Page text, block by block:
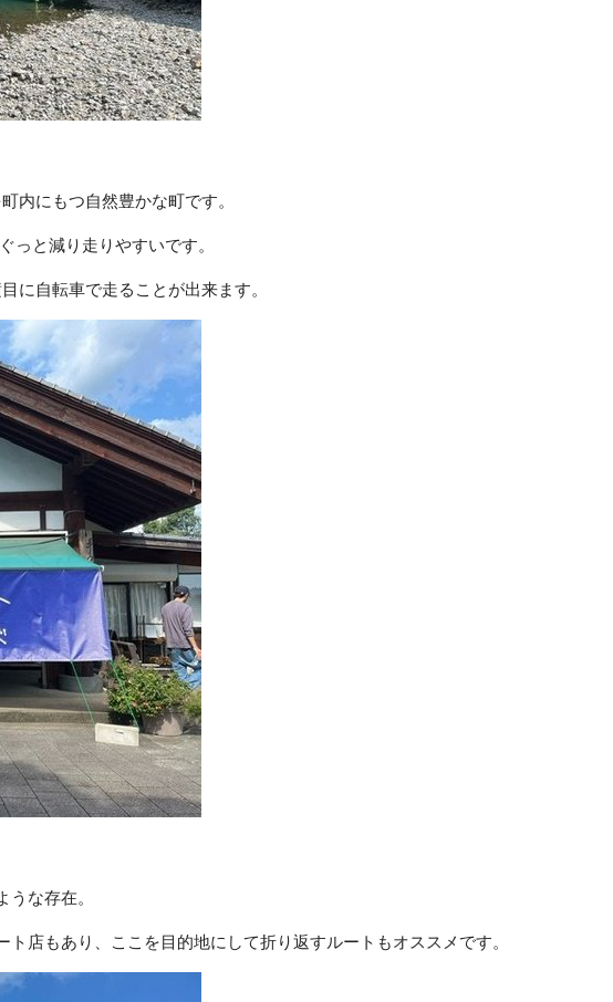
内にもつ自然豊かな町です。
と減り走りやすいです。
に自転車で走ることが出来ます。
な存在。
店もあり、ここを目的地にして折り返すルートもオススメです。